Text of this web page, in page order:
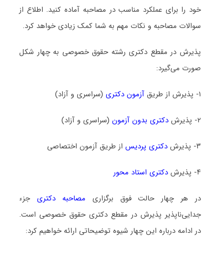
خود را برای عملکرد مناسب در مصاحبه آماده کنید. اطلاع از
سوالات مصاحبه و نکات مهم به شما کمک زیادی خواهد کرد.
پذیرش در مقطع دکتری رشته حقوق خصوصی به چهار شکل
صورت می‌گیرد:
۱- پذیرش از طریق آزمون دکتری (سراسری و آزاد)
۲- پذیرش دکتری بدون آزمون(سراسری و آزاد)
۳- پذیرش دکتری پردیساز طریق آزمون اختصاصی
۴- پذیرش دکتری استاد محور
در هر چهار حالت فوق برگزاری مصاحبه دکتری جزء
جدایی‌ناپذیر پذیرش در مقطع دکتری حقوق خصوصی است.
در ادامه درباره این چهار شیوه توضیحاتی ارائه خواهیم کرد: